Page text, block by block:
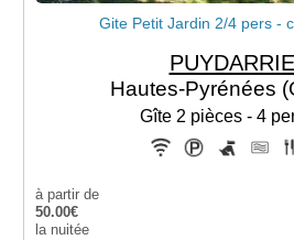
Gite Petit Jardin 2/4 pers -
Hautes-Pyrénées
Gîte 2 pièces - 4
à partir de
50.00€
la nuitée